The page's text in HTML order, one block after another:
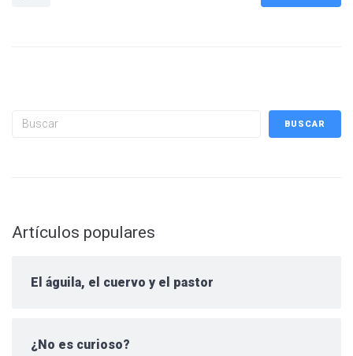
Buscar BUSCAR
Artículos populares
El águila, el cuervo y el pastor
¿No es curioso?